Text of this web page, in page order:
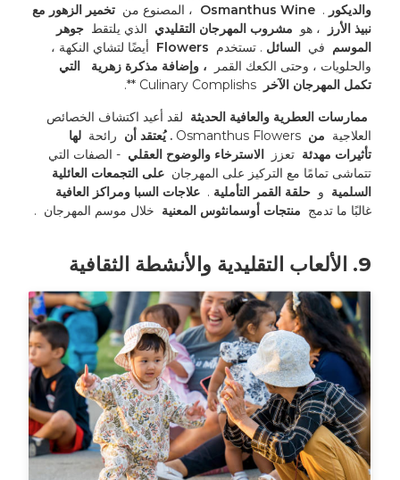
والديكور .
Osmanthus Wine ، المصنوع من
نبيذ الأرز
، هو مشروب المهرجان التقليدي الذي يلتقط
الموسم في السائل . تستخدم
والحلويات ، وحتى الكعك القمر
، وإضافة مذكرة زهرية
تكمل المهرجان الآخر
Culinary Complishs **.
العلاجية من Osmanthus Flowers . يُعتقد أن رائحة
تأثيرات مهدئة تعزز الاسترخاء والوضوح العقلي
تتماشى تمامًا مع التركيز على المهرجان
السلمية و حلقة القمر التأملية . علاجات السبا ومراكز العافية
غالبًا ما تدمج منتجات أوسمانثوس المعنية خلال موسم المهرجان .
9. الألعاب التقليدية والأنشطة الثقافية